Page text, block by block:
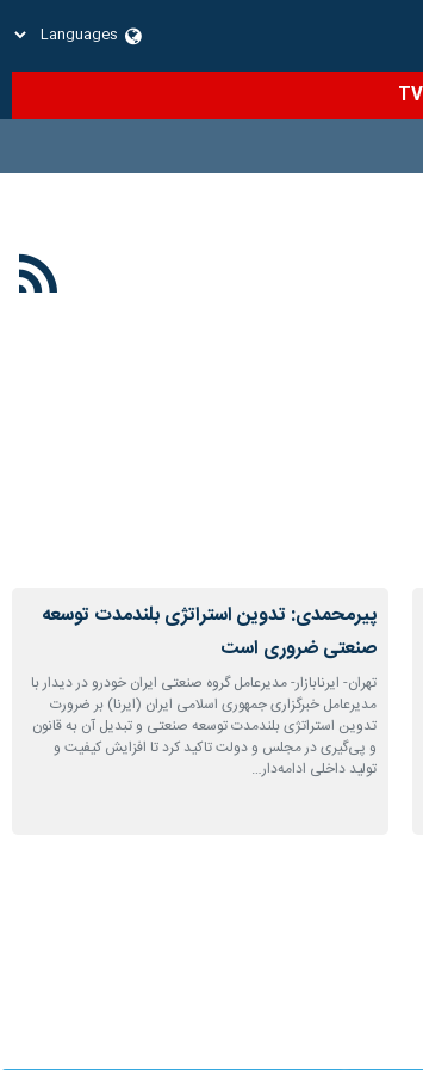
پیرمحمدی: تدوین استراتژی بلندمدت توسعه
صنعتی ضروری است
تهران- ایرنابازار- مدیرعامل گروه صنعتی ایران خودرو در دیدار با
مدیرعامل خبرگزاری جمهوری اسلامی ایران (ایرنا) بر ضرورت
تدوین استراتژی بلندمدت توسعه صنعتی و تبدیل آن به قانون
و پی‌گیری در مجلس و دولت تاکید کرد تا افزایش کیفیت و
تولید داخلی ادامه‌دار…